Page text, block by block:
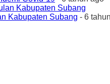
Kabupaten Subang - 6